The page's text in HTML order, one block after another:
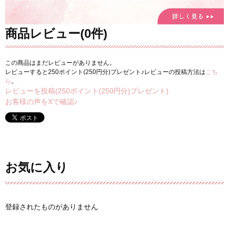
商品レビュー(0件)
この商品はまだレビューがありません。
レビューすると250ポイント(250円分)プレゼント♪レビューの投稿方法は こち
ら 。
レビューを投稿(250ポイント(250円分)プレゼント)
お客様の声をXで確認♪
お気に入り
登録されたものがありません